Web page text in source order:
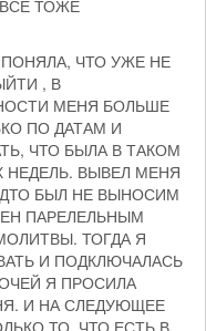
ТОЖЕ
ЧТО УЖЕ НЕ
, В
МЕНЯ БОЛЬШЕ
ПО ДАТАМ И
ЧТО БЫЛА В ТАКОМ
ВЫВЕЛ МЕНЯ
БЫЛ НЕ ВЫНОСИМ
ПАРЕЛЕЛЬНЫМ
ТОГДА Я
И ПОДКЛЮЧАЛАСЬ
Я ПРОСИЛА
И НА СЛЕДУЮЩЕЕ
ТО, ЧТО ЕСТЬ В